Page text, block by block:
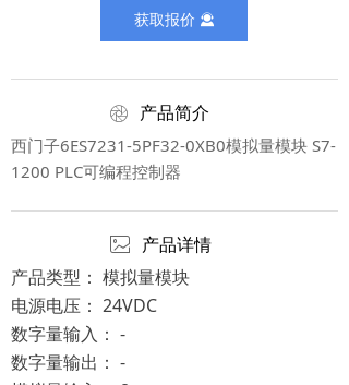
产品简介
西门子6ES7231-5PF32-0XB0模拟量模块 S7-
1200 PLC可编程控制器
产品详情
产品类型： 模拟量模块
电源电压： 24VDC
数字量输入： -
数字量输出： -
ꁵ
ꂈ
获取报价 끤